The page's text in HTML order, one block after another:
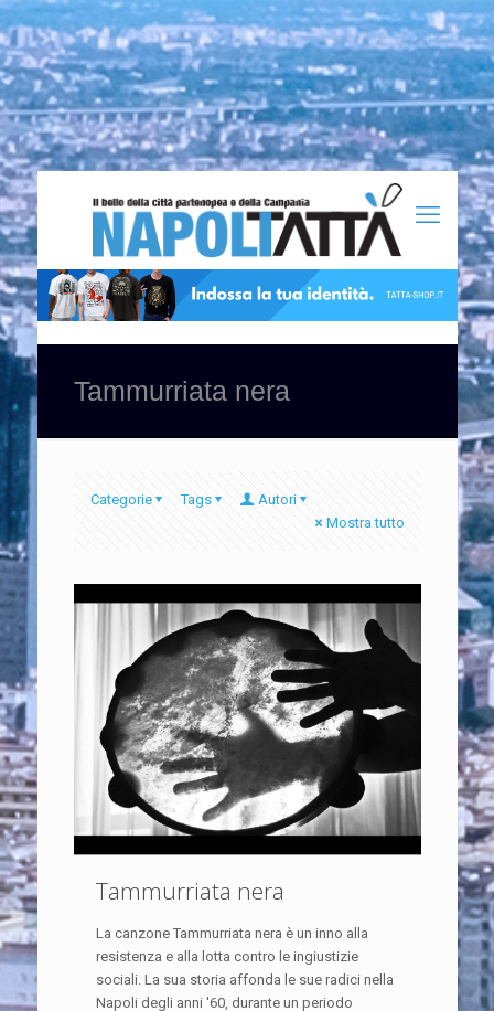
Tammurriata nera
Categorie Tags
Autori
Mostra tutto
Tammurriata nera
La canzone Tammurriata nera è un inno alla
resistenza e alla lotta contro le ingiustizie
sociali. La sua storia affonda le sue radici nella
Napoli degli anni '60, durante un periodo